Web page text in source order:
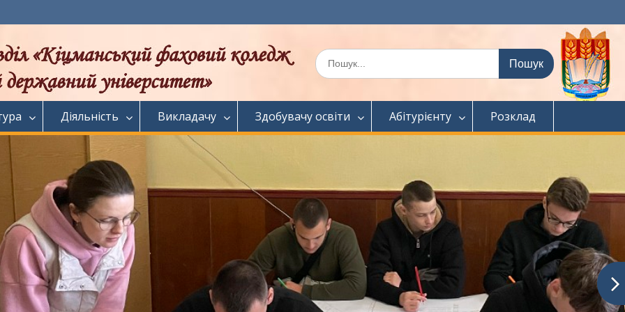
Шукати:
Діяльність Викладачу Здобувачу освіти Абітурієнту Розклад